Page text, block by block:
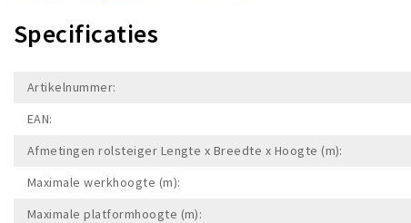
Specificaties
Artikelnummer:
EAN:
Afmetingen rolsteiger Lengte x Breedte x Hoogte (m):
Maximale werkhoogte (m):
Maximale platformhoogte (m):